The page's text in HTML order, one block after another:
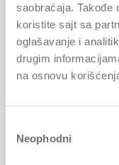
saobraćaja. Takođe
koristite sajt sa
oglašavanje i
drugim
na osnovu
сагласности
Neophodni
Provalna
Osiguranje